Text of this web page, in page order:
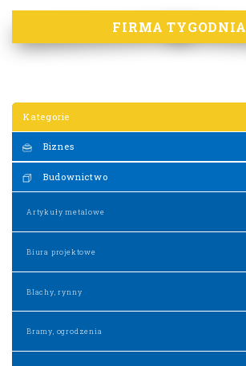
FIRMA TYGODNIA
Kategorie
Biznes
Budownictwo
Artykuły metalowe
Biura projektowe
Blachy, rynny
Bramy, ogrodzenia